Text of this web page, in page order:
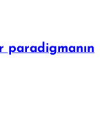
paradigmanın